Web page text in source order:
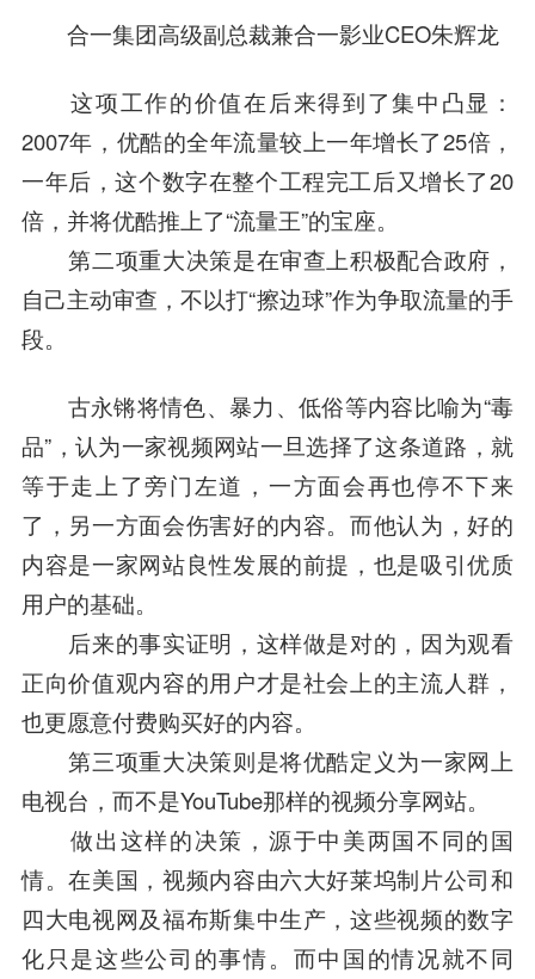
合一集团高级副总裁兼合一影业CEO朱辉龙
这项工作的价值在后来得到了集中凸显：
2007年，优酷的全年流量较上一年增长了25倍，
一年后，这个数字在整个工程完工后又增长了20
倍，并将优酷推上了“流量王”的宝座。
第二项重大决策是在审查上积极配合政府，
自己主动审查，不以打“擦边球”作为争取流量的手
段。
古永锵将情色、暴力、低俗等内容比喻为“毒
品”，认为一家视频网站一旦选择了这条道路，就
等于走上了旁门左道，一方面会再也停不下来
了，另一方面会伤害好的内容。而他认为，好的
内容是一家网站良性发展的前提，也是吸引优质
用户的基础。
后来的事实证明，这样做是对的，因为观看
正向价值观内容的用户才是社会上的主流人群，
也更愿意付费购买好的内容。
第三项重大决策则是将优酷定义为一家网上
电视台，而不是YouTube那样的视频分享网站。
做出这样的决策，源于中美两国不同的国
情。在美国，视频内容由六大好莱坞制片公司和
四大电视网及福布斯集中生产，这些视频的数字
化只是这些公司的事情。而中国的情况就不同